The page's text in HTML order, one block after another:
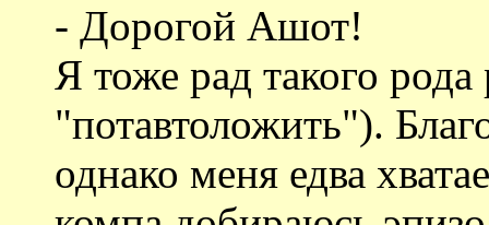
- Дорогой Ашот!
Я тоже рад такого
"потавтоложить").
однако меня едва